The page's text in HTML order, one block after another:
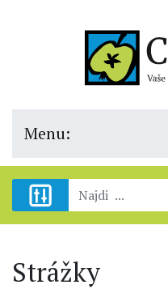
Menu:
Strážky